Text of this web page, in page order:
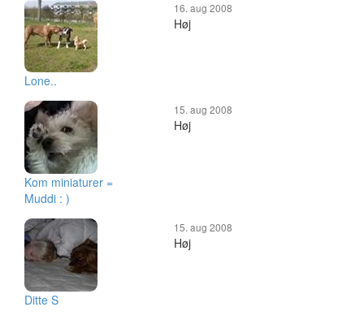
Lone..
16. aug 2008
Høj
Kom miniaturer =
Muddi : )
15. aug 2008
Høj
Ditte S
15. aug 2008
Høj